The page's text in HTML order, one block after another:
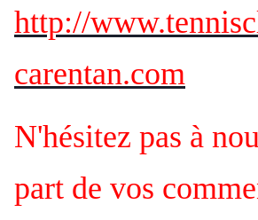
http://
carentan.com
N'hésitez pas à
part de vos